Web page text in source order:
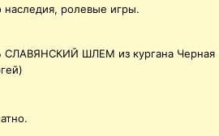
наследия, ролевые игры.
СЛАВЯНСКИЙ ШЛЕМ из кургана Черная